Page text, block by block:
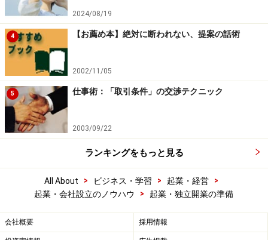
2024/08/19
4 【お薦め本】絶対に断われない、提案の話術
2002/11/05
5 仕事術：「取引条件」の交渉テクニック
2003/09/22
ランキングをもっと見る
All About > ビジネス・学習 > 起業・経営
>
起業・会社設立のノウハウ
> 起業・独立開業の準備
会社概要 採用情報